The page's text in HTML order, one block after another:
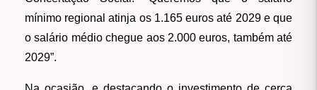
mínimo regional atinja os 1.165 euros até 2029 e que
o salário médio chegue aos 2.000 euros, também até
2029”.